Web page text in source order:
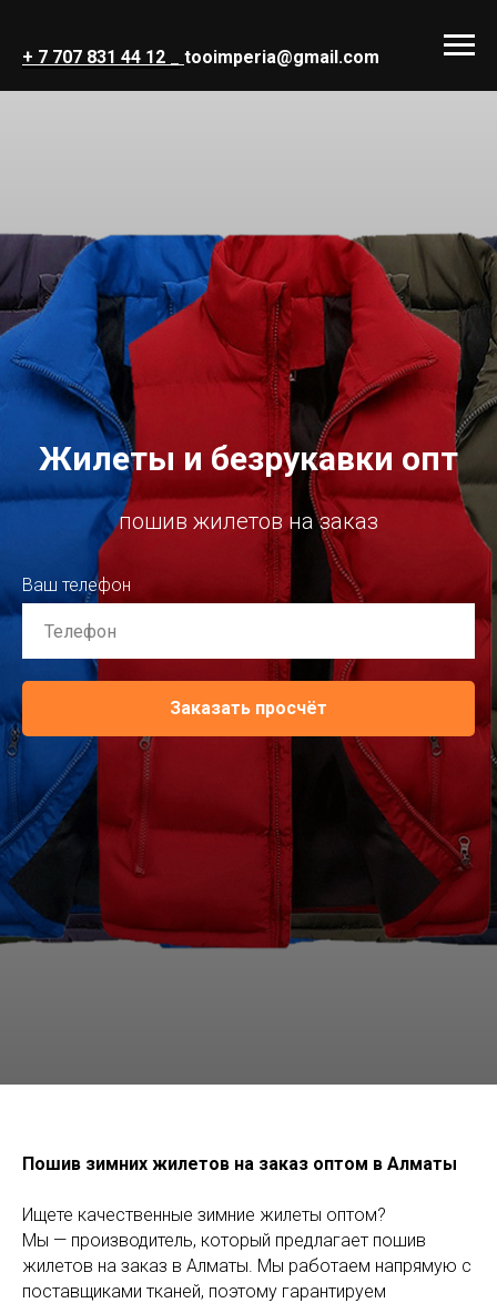
+ 7 707 831 44 12 _ tooimperia@gmail.com
Жилеты и безрукавки опт
пошив жилетов на заказ
Ваш телефон
Заказать просчёт
Пошив зимних жилетов на заказ оптом в Алматы
Ищете качественные зимние жилеты оптом?
Мы — производитель, который предлагает пошив
жилетов на заказ в Алматы. Мы работаем напрямую с
поставщиками тканей, поэтому гарантируем